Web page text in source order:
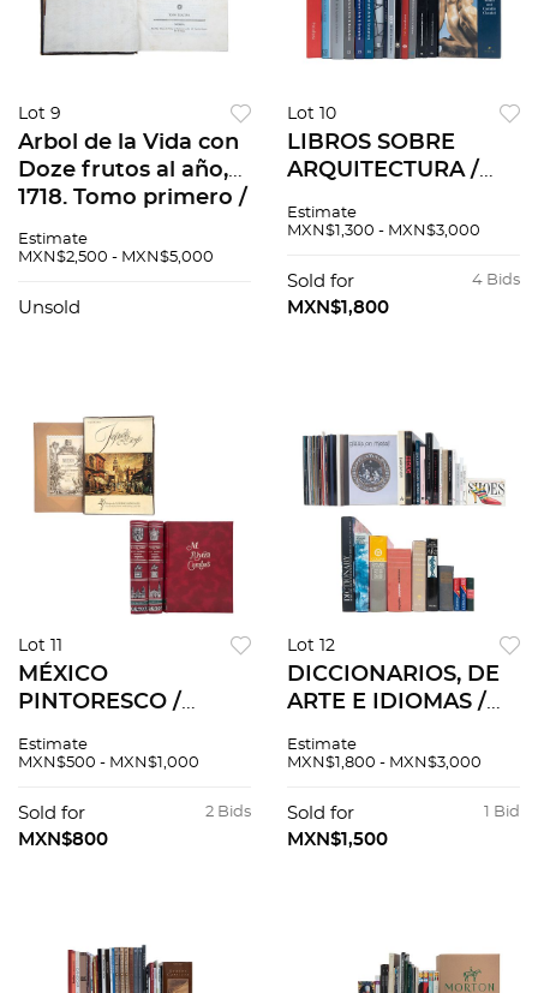
Lot 9
Arbol de la Vida con
Doze frutos al año,
1718. Tomo primero /
Canonica, Tomus
Estimate
MXN$2,500 - MXN$5,000
Unsold
Lot 10
LIBROS SOBRE
ARQUITECTURA /
Diccionario de
mexicanos del siglo
XX. Tomos I-II.
Estimate
MXN$1,300 - MXN$3,000
4 Bids
Sold for
MXN$1,800
Lot 11
MÉXICO
PINTORESCO /
TIEMPO / MÉXICO Y
Pzs 5
Estimate
MXN$500 - MXN$1,000
2 Bids
Sold for
MXN$800
Lot 12
DICCIONARIOS, DE
ARTE E IDIOMAS /
SOBRE
PORCELANA,
CRISTALERÍA,
Estimate
MXN$1,800 - MXN$3,000
1 Bid
Sold for
MXN$1,500